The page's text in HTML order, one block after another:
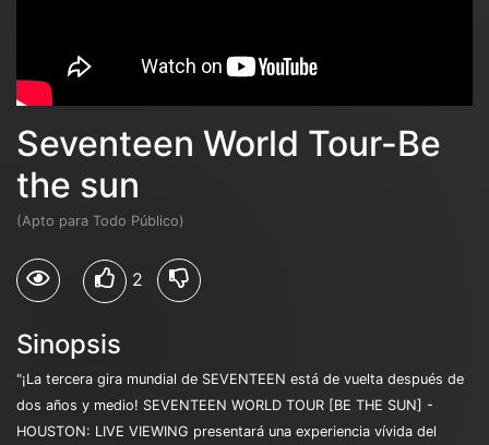
Seventeen World Tour-Be
the sun
(Apto para Todo Público)
2
Sinopsis
"¡La tercera gira mundial de SEVENTEEN está de vuelta después de
dos años y medio! SEVENTEEN WORLD TOUR [BE THE SUN] -
HOUSTON: LIVE VIEWING presentará una experiencia vívida del